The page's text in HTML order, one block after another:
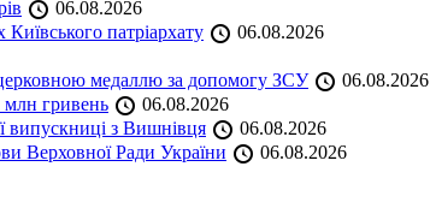
06.08.2026
патріархату
06.08.2026
церковною медаллю за допомогу ЗСУ
06.08.2026
млн гривень
06.08.2026
випускниці з Вишнівця
06.08.2026
Верховної Ради України
06.08.2026